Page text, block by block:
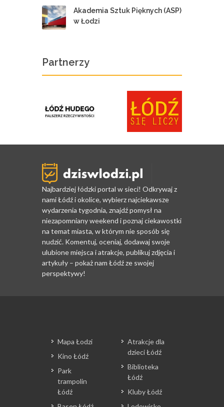
Akademia Sztuk Pięknych (ASP)
w Łodzi
Partnerzy
Najbardziej łódzki portal w sieci! Odkrywaj z
nami Łódź i okolice, wybierz najciekawsze
wydarzenia tygodnia, znajdź pomysł na
niezapomniany weekend i poznaj ciekawostki
na temat miasta, w którym nie sposób się
nudzić. Komentuj, oceniaj, dodawaj swoje
ulubione miejsca i atrakcje, publikuj zdjęcia i
artykuły – pokaż nam Łódź ze swojej
perspektywy!
Mapa Łodzi
Kino Łódź
Park
trampolin
Łódź
Atrakcje dla
dzieci Łódź
Biblioteka
Łódź
Kluby Łódź